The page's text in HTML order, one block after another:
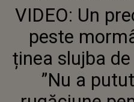
MORMÂNT
O
VIDEO: Un
peste
ținea slujba
”Nu a